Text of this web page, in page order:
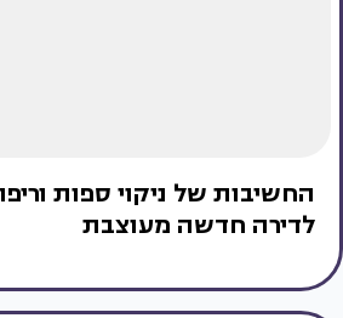
החשיבות של ניקוי ספות
לדירה חדשה מעוצבת